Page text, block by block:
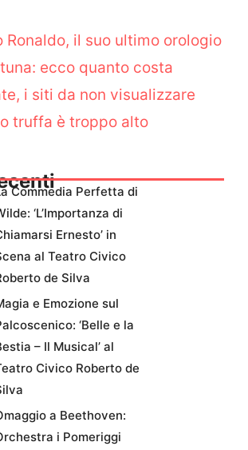
Ronaldo, il suo ultimo orologio
ecco quanto costa
i siti da non visualizzare
truffa è troppo alto
Commedia Perfetta di
‘L’Importanza di
Ernesto’ in
al Teatro Civico
de Silva
e Emozione sul
‘Belle e la
– Il Musical’ al
Civico Roberto de
a Beethoven:
i Pomeriggi